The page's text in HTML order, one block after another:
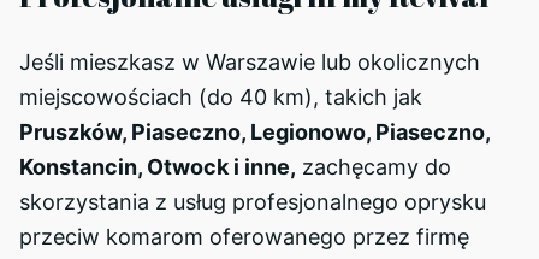
Jeśli mieszkasz w Warszawie lub okolicznych
miejscowościach (do 40 km), takich jak
Pruszków, Piaseczno, Legionowo, Piaseczno,
Konstancin, Otwock i inne, zachęcamy do
skorzystania z usług profesjonalnego oprysku
przeciw komarom oferowanego przez firmę